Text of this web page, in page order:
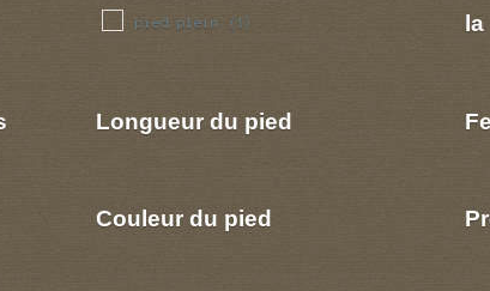
pied plein (1)
Longueur du pied
Couleur du pied
la